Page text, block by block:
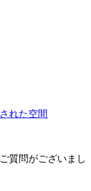
れた空間
質問がございまし